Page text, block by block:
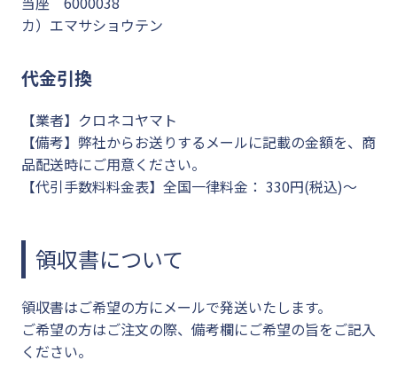
カ）エマサショウテン
代金引換
【業者】クロネコヤマト
【備考】弊社からお送りするメールに記載の金額を、商
品配送時にご用意ください。
【代引手数料料金表】全国一律料金： 330円(税込)〜
領収書について
領収書はご希望の方にメールで発送いたします。
ご希望の方はご注文の際、備考欄にご希望の旨をご記入
ください。